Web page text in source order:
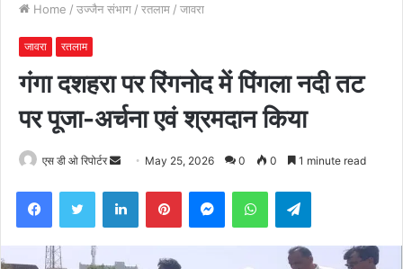
Home / उज्जैन संभाग / रतलाम / जावरा
जावरा रतलाम
गंगा दशहरा पर रिंगनोद में पिंगला नदी तट
पर पूजा-अर्चना एवं श्रमदान किया
एस डी ओ रिपोर्टर
Send May 25, 2026 0 0 1 minute read
FacebookTwitter LinkedInPinterestMessengerWhatsAppTelegram